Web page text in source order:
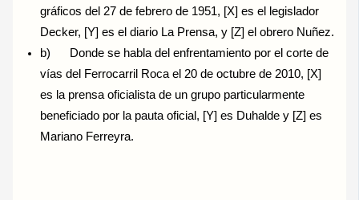
gráficos del 27 de febrero de 1951, [X] es el legislador
Decker, [Y] es el diario La Prensa, y [Z] el obrero Nuñez.
b) Donde se habla del enfrentamiento por el corte de
vías del Ferrocarril Roca el 20 de octubre de 2010, [X]
es la prensa oficialista de un grupo particularmente
beneficiado por la pauta oficial, [Y] es Duhalde y [Z] es
Mariano Ferreyra.